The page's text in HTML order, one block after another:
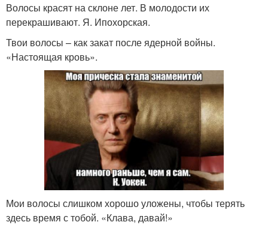
Волосы красят на склоне лет. В молодости их
перекрашивают. Я. Ипохорская.
Твои волосы – как закат после ядерной войны.
«Настоящая кровь».
Мои волосы слишком хорошо уложены, чтобы терять
здесь время с тобой. «Клава, давай!»